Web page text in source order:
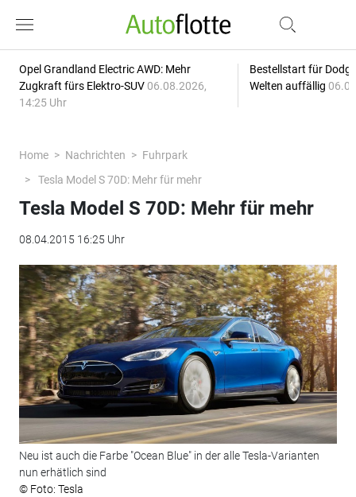
Opel Grandland Electric AWD: Mehr
Zugkraft fürs Elektro-SUV 06.08.2026,
14:25 Uhr
Bestellstart für
Welten auffällig
Home Nachrichten
Fuhrpark
Tesla Model S 70D: Mehr für mehr
Tesla Model S 70D: Mehr für mehr
08.04.2015 16:25 Uhr
Neu ist auch die Farbe "Ocean Blue" in der alle Tesla-Varianten
nun erhätlich sind
© Foto: Tesla